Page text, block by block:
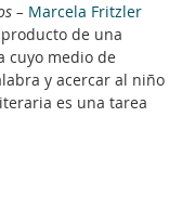
– Marcela Fritzler
de una
cuyo medio de
y acercar al niño
es una tarea